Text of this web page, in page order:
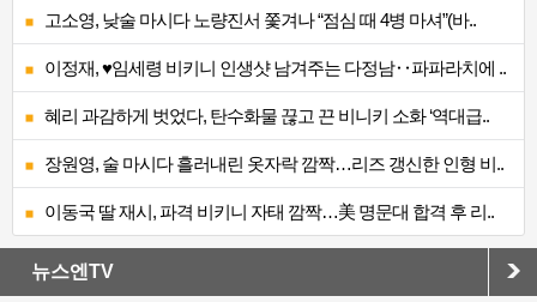
고소영, 낮술 마시다 노량진서 쫓겨나 “점심 때 4병 마셔”(바..
이정재, ♥임세령 비키니 인생샷 남겨주는 다정남‥파파라치에 ..
혜리 과감하게 벗었다, 탄수화물 끊고 끈 비니키 소화 ‘역대급..
장원영, 술 마시다 흘러내린 옷자락 깜짝…리즈 갱신한 인형 비..
이동국 딸 재시, 파격 비키니 자태 깜짝…美 명문대 합격 후 리..
뉴스엔TV